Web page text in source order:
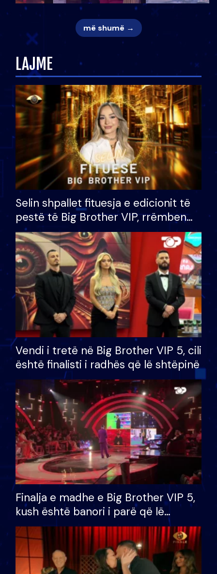
më shumë →
LAJME
Selin shpallet fituesja e edicionit të
pestë të Big Brother VIP, rrëmben
çmimin e madh prej 100 mijë eurosh
Vendi i tretë në Big Brother VIP 5, cili
është finalisti i radhës që lë shtëpinë
Finalja e madhe e Big Brother VIP 5,
kush është banori i parë që lë
shtëpinë dhe humb mundësinë për
të fituar çmimin e madh